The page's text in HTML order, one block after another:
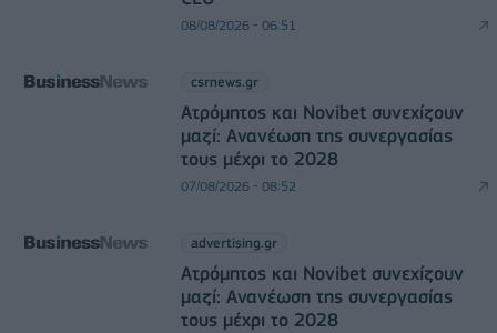
08/08/2026 - 06:51
csrnews.gr
Ατρόμητος και Novibet συνεχίζουν
μαζί: Ανανέωση της συνεργασίας
τους μέχρι το 2028
07/08/2026 - 08:52
advertising.gr
Ατρόμητος και Novibet συνεχίζουν
μαζί: Ανανέωση της συνεργασίας
τους μέχρι το 2028